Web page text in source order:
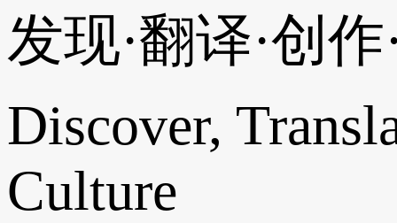
发现·翻译·创
Discover,
Culture